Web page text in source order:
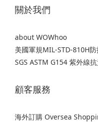
關於我們
about WOWhoo
美國軍規MIL-STD-810H
SGS ASTM G154 紫外線
顧客服務
海外訂購 Oversea